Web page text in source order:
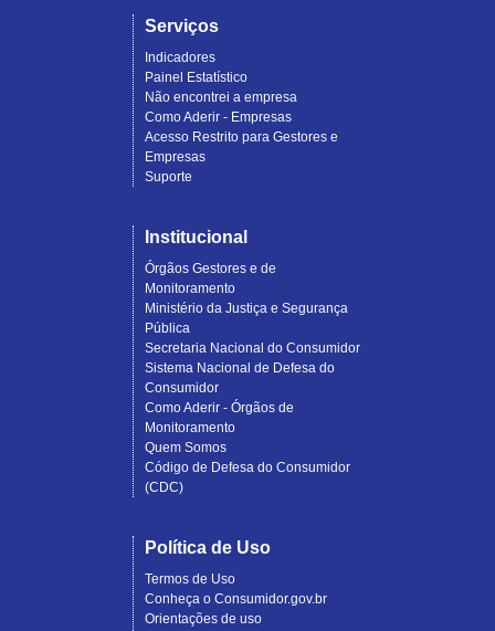
Serviços
Indicadores
Painel Estatístico
Não encontrei a empresa
Como Aderir - Empresas
Acesso Restrito para Gestores e
Empresas
Suporte
Institucional
Órgãos Gestores e de
Monitoramento
Ministério da Justiça e Segurança
Pública
Secretaria Nacional do Consumidor
Sistema Nacional de Defesa do
Consumidor
Como Aderir - Órgãos de
Monitoramento
Quem Somos
Código de Defesa do Consumidor
(CDC)
Política de Uso
Termos de Uso
Conheça o Consumidor.gov.br
Orientações de uso